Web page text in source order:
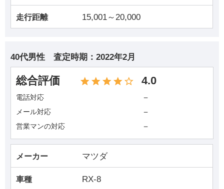
走行距離 15,001～20,000
40代男性 査定時期： 2022年2月
総合評価 4.0
電話対応 －
メール対応 －
営業マンの対応 －
メーカー マツダ
車種 RX-8